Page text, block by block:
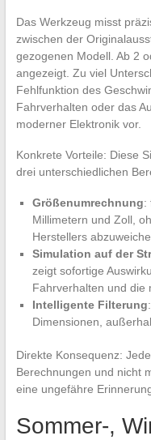
Das Werkzeug misst
zwischen der
gezogenen Modell. Ab 2
angezeigt. Zu viel
Fehlfunktion des
Fahrverhalten oder das
moderner Elektronik vor.
Konkrete Vorteile: Diese
drei unterschiedlichen
Größenumrechnung:
Millimetern und Zoll,
Herstellers
Simulation auf der
zeigt sofortige
Fahrverhalten und die
Intelligente Filterung
Dimensionen,
Direkte Konsequenz:
Berechnungen und nicht
eine ungefähre
Sommer-,